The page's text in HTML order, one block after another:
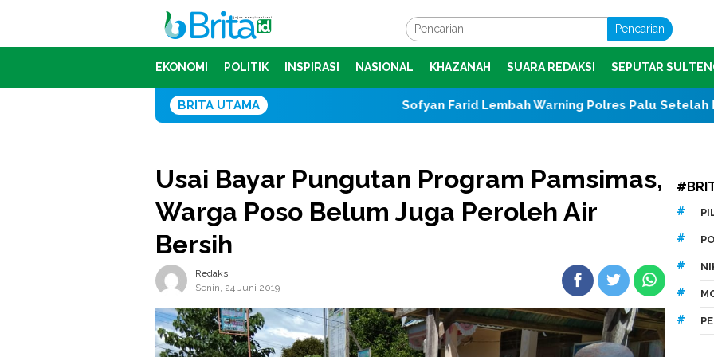
Pencarian
EKONOMI POLITIK INSPIRASI NASIONAL KHAZANAH SUARA REDAKSI SEPUTAR
BRITA UTAMA Sofyan Farid Lembah Warning Polres Palu Setelah Bebaskan
Usai Bayar Pungutan Program Pamsimas,
Warga Poso Belum Juga Peroleh Air
Bersih
Redaksi
Senin, 24 Juni 2019